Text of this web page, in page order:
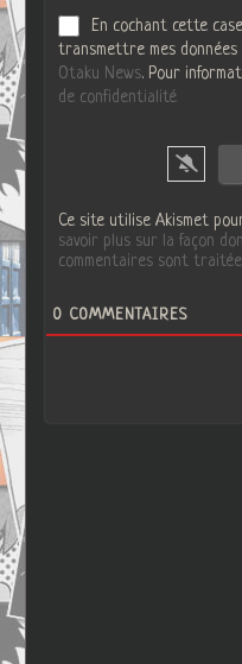
En cochant cette
transmettre mes données
Otaku News. Pour
de confidentialité
Ce site utilise Akismet
savoir plus sur la façon
commentaires sont
0 COMMENTAIRES